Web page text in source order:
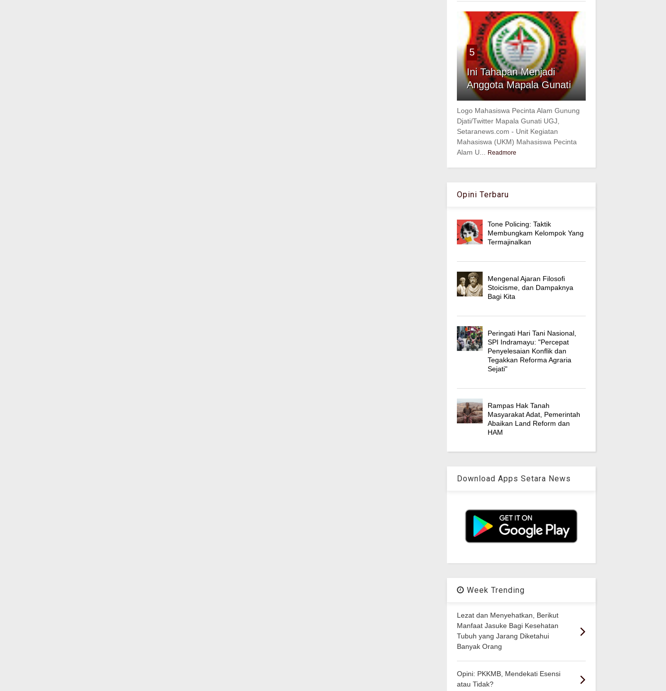
5
Ini Tahapan Menjadi
Anggota Mapala Gunati
Logo Mahasiswa Pecinta Alam Gunung
Djati/Twitter Mapala Gunati UGJ,
Setaranews.com - Unit Kegiatan
Mahasiswa (UKM) Mahasiswa Pecinta
Alam U...
Readmore
Opini Terbaru
Tone Policing: Taktik
Membungkam Kelompok Yang
Termajinalkan
Mengenal Ajaran Filosofi
Stoicisme, dan Dampaknya
Bagi Kita
Peringati Hari Tani Nasional,
SPI Indramayu: "Percepat
Penyelesaian Konflik dan
Tegakkan Reforma Agraria
Sejati"
Rampas Hak Tanah
Masyarakat Adat, Pemerintah
Abaikan Land Reform dan
HAM
Download Apps Setara News
Week Trending
Lezat dan Menyehatkan, Berikut
Manfaat Jasuke Bagi Kesehatan
Tubuh yang Jarang Diketahui
Banyak Orang
Opini: PKKMB, Mendekati Esensi
atau Tidak?